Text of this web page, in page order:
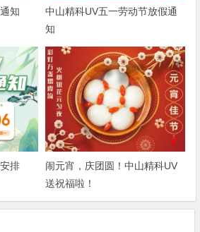
知
中山精科UV五一劳动节放假通
知
排
闹元宵，庆团圆！中山精科UV
送祝福啦！